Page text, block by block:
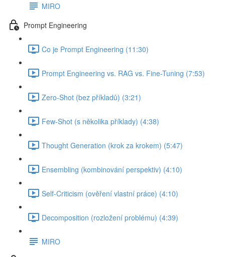
MIRO
Prompt Engineering
Co je Prompt Engineering (11:30)
Prompt Engineering vs. RAG vs. Fine-Tuning (7:53)
Zero-Shot (bez příkladů) (3:21)
Few-Shot (s několika příklady) (4:38)
Thought Generation (krok za krokem) (5:47)
Ensembling (kombinování perspektiv) (4:10)
Self-Criticism (ověření vlastní práce) (4:10)
Decomposition (rozložení problému) (4:39)
MIRO